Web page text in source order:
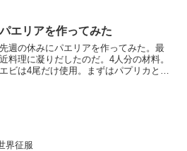
わずゴミ箱だな。なんか、「ボクはスパ
ムメールだよ。えへへ・...
パエリアを作ってみた
先週の休みにパエリアを作ってみた。最
近料理に凝りだしたのだ。4人分の材料。
エビは4尾だけ使用。まずはパプリカとピ
界征服